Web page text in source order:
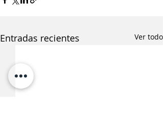
Entradas recientes Ver todo